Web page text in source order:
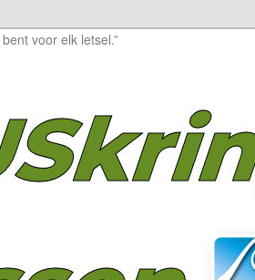
voor elk letsel.”